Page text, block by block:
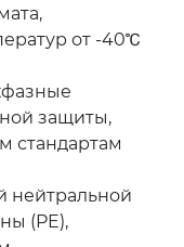
от -40℃
защиты,
стандартам
нейтральной
(PE),